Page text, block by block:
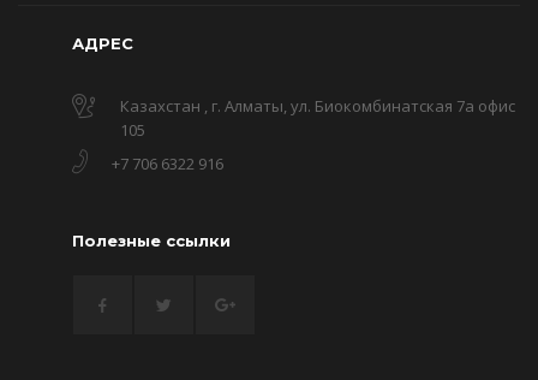
АДРЕС
Казахстан , г. Алматы, ул. Биокомбинатская 7а офис
105
+7 706 6322 916
Полезные ссылки